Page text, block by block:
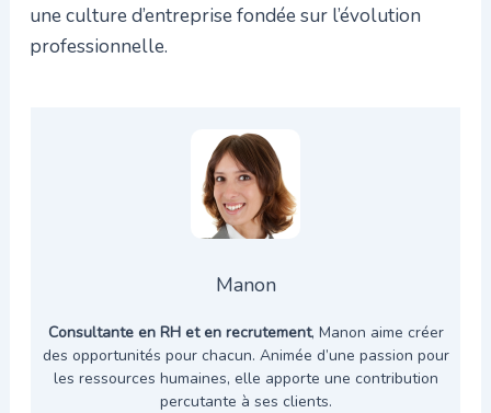
une culture d’entreprise fondée sur l’évolution
professionnelle.
Manon
Consultante en RH et en recrutement, Manon aime créer
des opportunités pour chacun. Animée d’une passion pour
les ressources humaines, elle apporte une contribution
percutante à ses clients.